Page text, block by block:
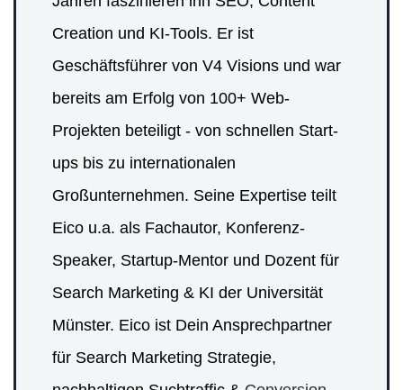
Creation und KI-Tools. Er ist
Geschäftsführer von V4 Visions und war
bereits am Erfolg von 100+ Web-
Projekten beteiligt - von schnellen Start-
ups bis zu internationalen
Großunternehmen. Seine Expertise teilt
Eico u.a. als Fachautor, Konferenz-
Speaker, Startup-Mentor und Dozent für
Search Marketing & KI der Universität
Münster. Eico ist Dein Ansprechpartner
für Search Marketing Strategie,